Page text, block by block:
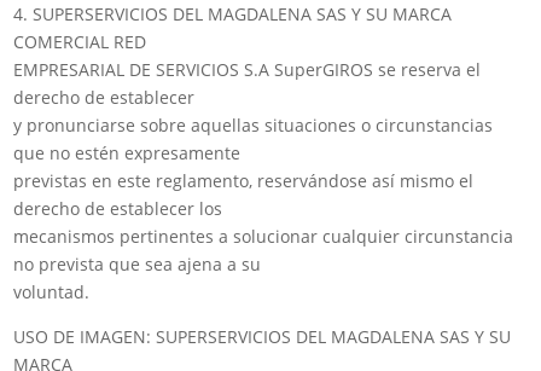
4. SUPERSERVICIOS DEL MAGDALENA SAS Y SU MARCA
COMERCIAL RED
EMPRESARIAL DE SERVICIOS S.A SuperGIROS se reserva el
derecho de establecer
y pronunciarse sobre aquellas situaciones o circunstancias
que no estén expresamente
previstas en este reglamento, reservándose así mismo el
derecho de establecer los
mecanismos pertinentes a solucionar cualquier circunstancia
no prevista que sea ajena a su
voluntad.
USO DE IMAGEN: SUPERSERVICIOS DEL MAGDALENA SAS Y SU
MARCA